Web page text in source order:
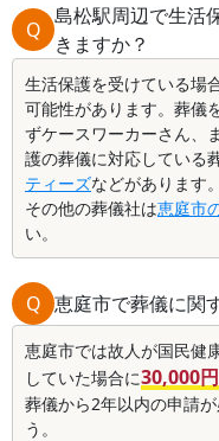
Q
島松駅周辺で生活
きますか？
生活保護を受けている場
可能性があります。葬儀
ずケースワーカーさん、
護の葬儀に対応している
ティーズなどがあります。
その他の葬儀社は恵庭市
い。
Q 恵庭市で葬儀に関
恵庭市では故人が国民健
していた場合に30,000円
葬儀から2年以内の申請
う。